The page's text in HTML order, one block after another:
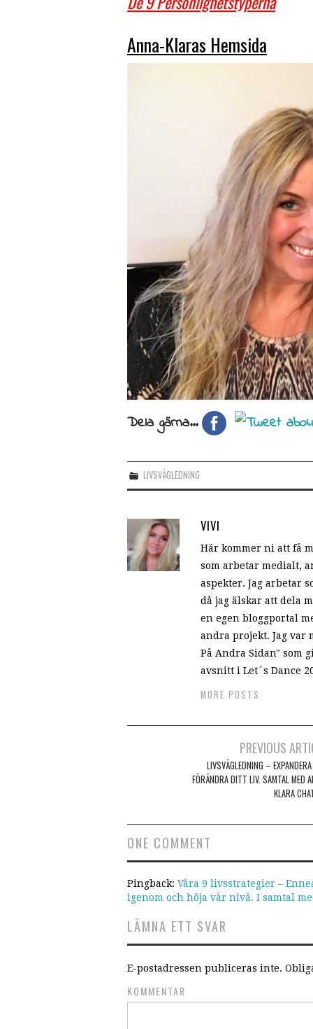
Anna-Klaras Hemsida
Dela gärna...
LIVSVÄGLEDNING
VIVI
Här kommer ni att få
som arbetar medialt,
aspekter. Jag arbetar
då jag älskar att dela
en egen bloggportal
andra projekt. Jag var
På Andra Sidan" som
avsnitt i Let´s Dance
MORE POSTS
Post navigation
PREVIOUS
LIVSVÄGLEDNING –
FÖRÄNDRA DITT LIV. SAMTAL MED
KLARA
ONE COMMENT
Pingback: Våra 9 livsstrategier –
igenom och höja vår nivå. I samtal
LÄMNA ETT SVAR
E-postadressen publiceras inte.
KOMMENTAR